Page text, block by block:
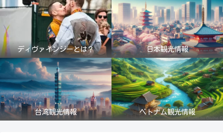
ディヴァインジーとは？ 日本観光情報
台湾観光情報 ベトナム観光情報